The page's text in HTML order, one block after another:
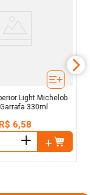
Light Michelob
330ml
6,58
＋